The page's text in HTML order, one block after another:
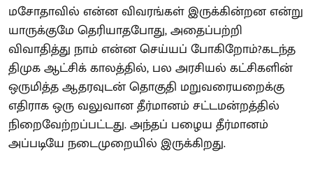
மசோதாவில் என்ன விவரங்கள் இருக்கின்றன என்று
யாருக்குமே தெரியாதபோது, அதைப்பற்றி
விவாதித்து நாம் என்ன செய்யப் போகிறோம்?கடந்த
திமுக ஆட்சிக் காலத்தில், பல அரசியல் கட்சிகளின்
ஒருமித்த ஆதரவுடன் தொகுதி மறுவரையறைக்கு
எதிராக ஒரு வலுவான தீர்மானம் சட்டமன்றத்தில்
நிறைவேற்றப்பட்டது. அந்தப் பழைய தீர்மானம்
அப்படியே நடைமுறையில் இருக்கிறது.